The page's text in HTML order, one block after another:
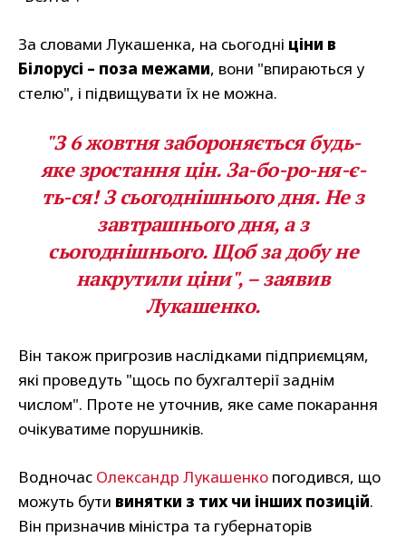
За словами Лукашенка, на сьогодні ціни в
Білорусі – поза межами, вони "впираються у
стелю", і підвищувати їх не можна.
"З 6 жовтня забороняється будь-
яке зростання цін. За-бо-ро-ня-є-
ть-ся! З сьогоднішнього дня. Не з
завтрашнього дня, а з
сьогоднішнього. Щоб за добу не
накрутили ціни", – заявив
Лукашенко.
Він також пригрозив наслідками підприємцям,
які проведуть "щось по бухгалтерії заднім
числом". Проте не уточнив, яке саме покарання
очікуватиме порушників.
Водночас Олександр Лукашенко погодився, що
можуть бути винятки з тих чи інших позицій.
Він призначив міністра та губернаторів